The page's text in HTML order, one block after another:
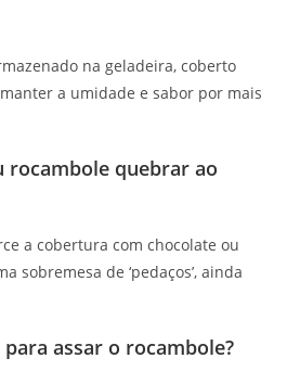
na geladeira, coberto
a umidade e sabor por mais
rocambole quebrar ao
a cobertura com chocolate ou
sobremesa de ‘pedaços’, ainda
assar o rocambole?